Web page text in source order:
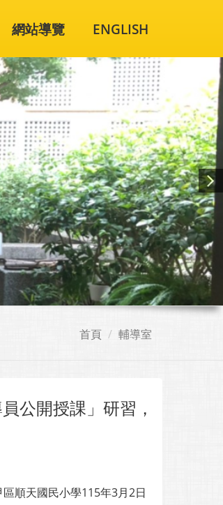
網站導覽 ENGLISH
首頁 輔導室
公開授課」研習，
順天國民小學115年3月2日